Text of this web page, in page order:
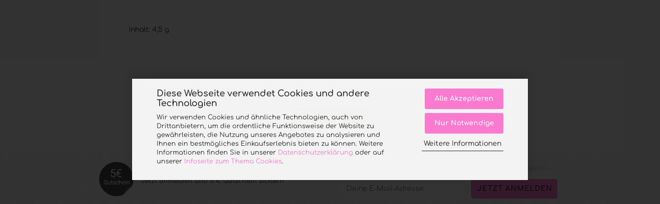
Diese Webseite verwendet Cookies und andere
Technologien
Wir verwenden Cookies und ähnliche Technologien, auch von
Drittanbietern, um die ordentliche Funktionsweise der Website zu
gewährleisten, die Nutzung unseres Angebotes zu analysieren und
Ihnen ein bestmögliches Einkaufserlebnis bieten zu können. Weitere
Informationen finden Sie in unserer Datenschutzerklärung oder auf
unserer
Infoseite zum Thema Cookies.
Alle Akzeptieren
Nur Notwendige
Weitere Informationen
Inhalt: 4,5 g
teilen
Jetzt anmelden und 5 € Gutschein sichern